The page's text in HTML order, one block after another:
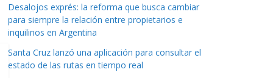
Desalojos exprés: la reforma que busca cambiar
para siempre la relación entre propietarios e
inquilinos en Argentina
Santa Cruz lanzó una aplicación para consultar el
estado de las rutas en tiempo real